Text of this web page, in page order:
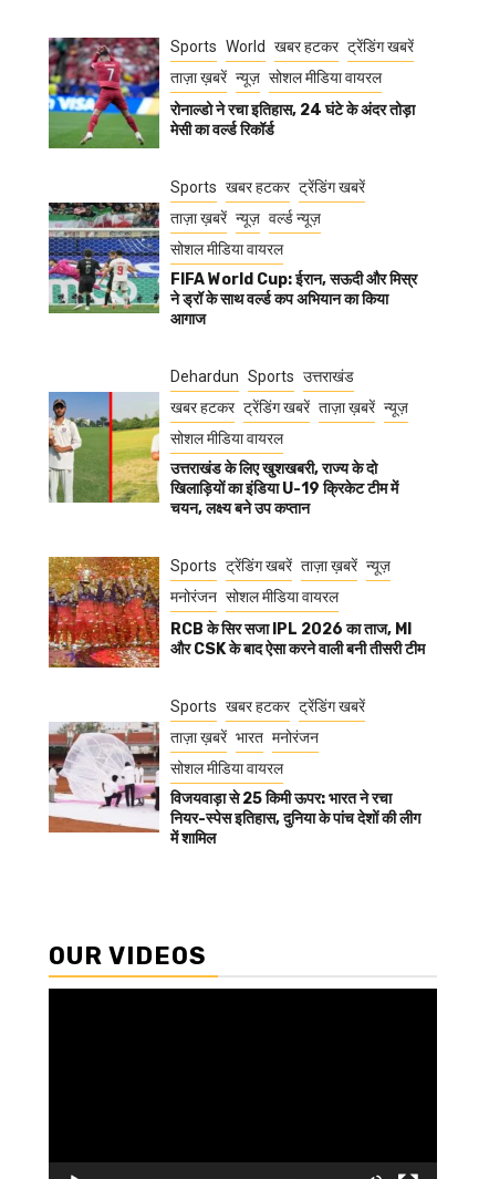
Sports World खबर हटकर ट्रेंडिंग खबरें
ताज़ा ख़बरें न्यूज़ सोशल मीडिया वायरल
रोनाल्डो ने रचा इतिहास, 24 घंटे के अंदर तोड़ा
मेसी का वर्ल्ड रिकॉर्ड
Sports खबर हटकर ट्रेंडिंग खबरें
ताज़ा ख़बरें न्यूज़ वर्ल्ड न्यूज़
सोशल मीडिया वायरल
FIFA World Cup: ईरान, सऊदी और मिस्र
ने ड्रॉ के साथ वर्ल्ड कप अभियान का किया
आगाज
Dehardun Sports उत्तराखंड
खबर हटकर ट्रेंडिंग खबरें ताज़ा ख़बरें न्यूज़
सोशल मीडिया वायरल
उत्तराखंड के लिए खुशखबरी, राज्य के दो
खिलाड़ियों का इंडिया U-19 क्रिकेट टीम में
चयन, लक्ष्य बने उप कप्तान
Sports ट्रेंडिंग खबरें ताज़ा ख़बरें न्यूज़
मनोरंजन सोशल मीडिया वायरल
RCB के सिर सजा IPL 2026 का ताज, MI
और CSK के बाद ऐसा करने वाली बनी तीसरी टीम
Sports खबर हटकर ट्रेंडिंग खबरें
ताज़ा ख़बरें भारत मनोरंजन
सोशल मीडिया वायरल
विजयवाड़ा से 25 किमी ऊपर: भारत ने रचा
नियर-स्पेस इतिहास, दुनिया के पांच देशों की लीग
में शामिल
OUR VIDEOS